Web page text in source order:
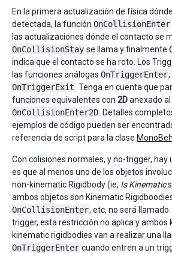
En la primera actualización de física
detectada, la función OnCollisionEnter
las actualizaciones dónde el contacto se
OnCollisionStay se llama y finalmente
indica que el contacto se ha roto. Los
las funciones análogas OnTriggerEnter,
OnTriggerExit . Tenga en cuenta que
funciones equivalentes con 2Danexado
OnCollisionEnter2D . Detalles
ejemplos de código pueden ser
referencia de script para la clase
Con colisiones normales, y no-trigger, hay
es que al menos uno de los objetos
non-kinematic Rigidbody (ie, Is Kinematic
ambos objetos son Kinematic
OnCollisionEnter, etc, no será
trigger, esta restricción no aplica y ambos
kinematic rigidbodies van a realizar una
OnTriggerEnter cuando entren a un